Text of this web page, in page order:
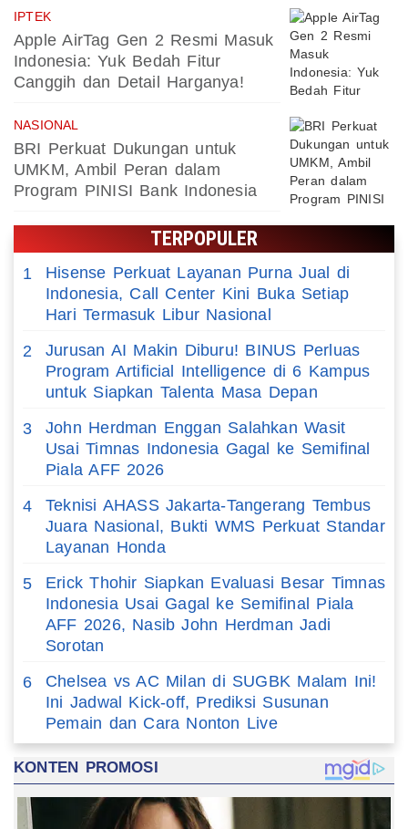
IPTEK
Apple AirTag Gen 2 Resmi Masuk
Indonesia: Yuk Bedah Fitur
Canggih dan Detail Harganya!
NASIONAL
BRI Perkuat Dukungan untuk
UMKM, Ambil Peran dalam
Program PINISI Bank Indonesia
TERPOPULER
1
Hisense Perkuat Layanan Purna Jual di
Indonesia, Call Center Kini Buka Setiap
Hari Termasuk Libur Nasional
2
Jurusan AI Makin Diburu! BINUS Perluas
Program Artificial Intelligence di 6 Kampus
untuk Siapkan Talenta Masa Depan
3
John Herdman Enggan Salahkan Wasit
Usai Timnas Indonesia Gagal ke Semifinal
Piala AFF 2026
4
Teknisi AHASS Jakarta-Tangerang Tembus
Juara Nasional, Bukti WMS Perkuat Standar
Layanan Honda
5
Erick Thohir Siapkan Evaluasi Besar Timnas
Indonesia Usai Gagal ke Semifinal Piala
AFF 2026, Nasib John Herdman Jadi
Sorotan
6
Chelsea vs AC Milan di SUGBK Malam Ini!
Ini Jadwal Kick-off, Prediksi Susunan
Pemain dan Cara Nonton Live